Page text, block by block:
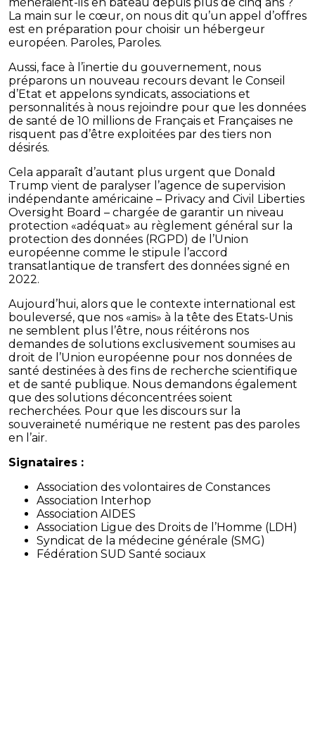
La main sur le cœur, on nous dit qu’un appel d’offres
est en préparation pour choisir un hébergeur
européen. Paroles, Paroles.
Aussi, face à l’inertie du gouvernement, nous
préparons un nouveau recours devant le Conseil
d’Etat et appelons syndicats, associations et
personnalités à nous rejoindre pour que les données
de santé de 10 millions de Français et Françaises ne
risquent pas d’être exploitées par des tiers non
désirés.
Cela apparaît d’autant plus urgent que Donald
Trump vient de paralyser l’agence de supervision
indépendante américaine – Privacy and Civil Liberties
Oversight Board – chargée de garantir un niveau
protection «adéquat» au règlement général sur la
protection des données (RGPD) de l’Union
européenne comme le stipule l’accord
transatlantique de transfert des données signé en
2022.
Aujourd’hui, alors que le contexte international est
bouleversé, que nos «amis» à la tête des Etats-Unis
ne semblent plus l’être, nous réitérons nos
demandes de solutions exclusivement soumises au
droit de l’Union européenne pour nos données de
santé destinées à des fins de recherche scientifique
et de santé publique. Nous demandons également
que des solutions déconcentrées soient
recherchées. Pour que les discours sur la
souveraineté numérique ne restent pas des paroles
en l’air.
Signataires :
Association des volontaires de Constances
Association Interhop
Association AIDES
Association Ligue des Droits de l’Homme (LDH)
Syndicat de la médecine générale (SMG)
Fédération SUD Santé sociaux